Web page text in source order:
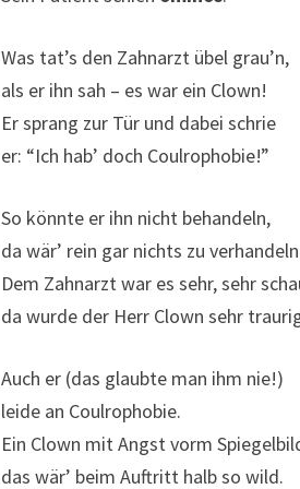
Was tat’s den Zahnarzt übel grau’n,
als er ihn sah – es war ein Clown!
Er sprang zur Tür und dabei schrie
er: “Ich hab’ doch Coulrophobie!”
So könnte er ihn nicht behandeln,
da wär’ rein gar nichts zu
Dem Zahnarzt war es sehr, sehr
da wurde der Herr Clown sehr
Auch er (das glaubte man ihm nie!)
leide an Coulrophobie.
Ein Clown mit Angst vorm
das wär’ beim Auftritt halb so wild.